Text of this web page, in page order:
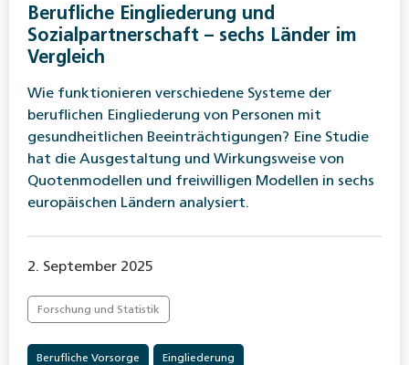
Berufliche Eingliederung und
Sozialpartnerschaft – sechs Länder im
Vergleich
Wie funktionieren verschiedene Systeme der
beruflichen Eingliederung von Personen mit
gesundheitlichen Beeinträchtigungen? Eine Studie
hat die Ausgestaltung und Wirkungsweise von
Quotenmodellen und freiwilligen Modellen in sechs
europäischen Ländern analysiert.
2. September 2025
Forschung und Statistik
Berufliche Vorsorge Eingliederung